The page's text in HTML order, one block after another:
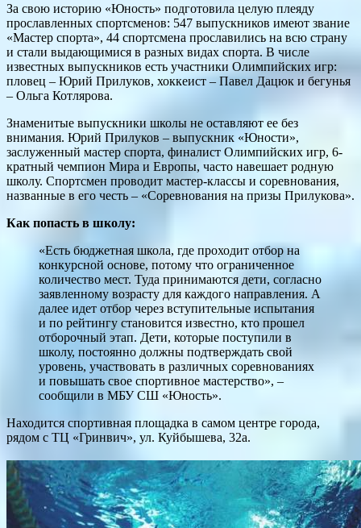
За свою историю «Юность» подготовила целую плеяду
прославленных спортсменов: 547 выпускников имеют звание
«Мастер спорта», 44 спортсмена прославились на всю страну
и стали выдающимися в разных видах спорта. В числе
известных выпускников есть участники Олимпийских игр:
пловец – Юрий Прилуков, хоккеист – Павел Дацюк и бегунья
– Ольга Котлярова.
Знаменитые выпускники школы не оставляют ее без
внимания. Юрий Прилуков – выпускник «Юности»,
заслуженный мастер спорта, финалист Олимпийских игр, 6-
кратный чемпион Мира и Европы, часто навешает родную
школу. Спортсмен проводит мастер-классы и соревнования,
названные в его честь – «Соревнования на призы Прилукова».
Как попасть в школу:
«Есть бюджетная школа, где проходит отбор на
конкурсной основе, потому что ограниченное
количество мест. Туда принимаются дети, согласно
заявленному возрасту для каждого направления. А
далее идет отбор через вступительные испытания
и по рейтингу становится известно, кто прошел
отборочный этап. Дети, которые поступили в
школу, постоянно должны подтверждать свой
уровень, участвовать в различных соревнованиях
и повышать свое спортивное мастерство», –
сообщили в МБУ СШ «Юность».
Находится спортивная площадка в самом центре города,
рядом с ТЦ «Гринвич», ул. Куйбышева, 32а.